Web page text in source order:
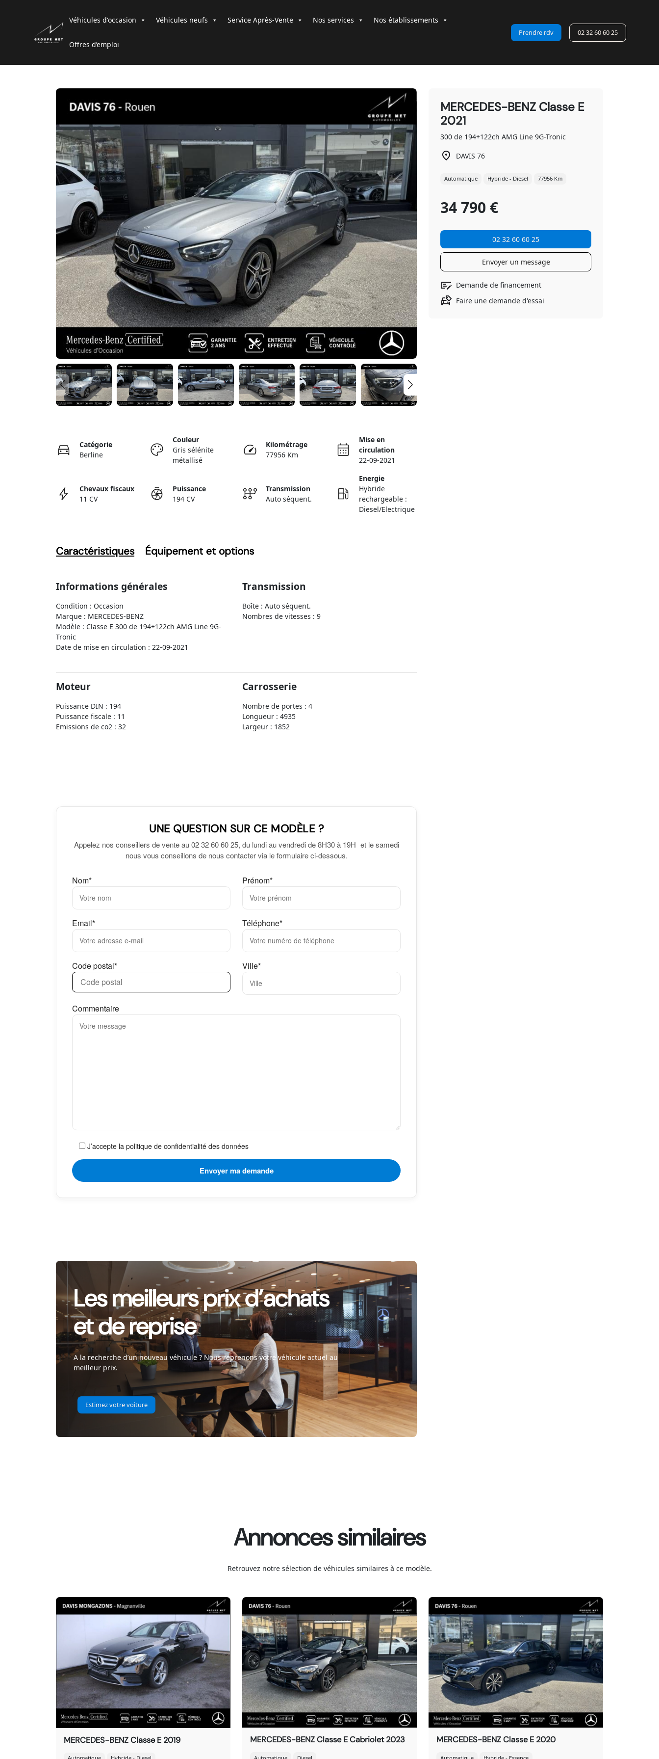
Véhicules d'occasion Véhicules neufs Service Après-Vente Nos services Nos établissements
Offres d’emploi
Prendre rdv 02 32 60 60 25
Catégorie
Berline
Couleur
Gris sélénite
métallisé
Kilométrage
77956 Km
Mise en
circulation
22-09-2021
Chevaux fiscaux
11 CV
Puissance
194 CV
Transmission
Auto séquent.
Energie
Hybride
rechargeable :
Diesel/Electrique
Caractéristiques Équipement et options
Informations générales
Condition : Occasion
Marque : MERCEDES-BENZ
Modèle : Classe E 300 de 194+122ch AMG Line 9G-
Tronic
Date de mise en circulation : 22-09-2021
Transmission
Boîte : Auto séquent.
Nombres de vitesses : 9
Moteur
Puissance DIN : 194
Puissance fiscale : 11
Emissions de co2 : 32
Carrosserie
Nombre de portes : 4
Longueur : 4935
Largeur : 1852
UNE QUESTION SUR CE MODÈLE ?
Appelez nos conseillers de vente au 02 32 60 60 25, du lundi au vendredi de 8H30 à 19H et le samedi
nous vous conseillons de nous contacter via le formulaire ci-dessous.
Nom* Prénom*
Email* Téléphone*
Code postal* Ville*
Commentaire
J’accepte la politique de confidentialité des données
Les meilleurs prix d’achats
et de reprise
A la recherche d’un nouveau véhicule ? Nous reprenons votre véhicule actuel au
meilleur prix.
Estimez votre voiture
MERCEDES-BENZ Classe E
2021
300 de 194+122ch AMG Line 9G-Tronic
DAVIS 76
Automatique Hybride - Diesel 77956 Km
34 790 €
02 32 60 60 25
Envoyer un message
Demande de financement
Faire une demande d'essai
Annonces similaires
Retrouvez notre sélection de véhicules similaires à ce modèle.
MERCEDES-BENZ Classe E 2019 MERCEDES-BENZ Classe E Cabriolet 2023 MERCEDES-BENZ Classe E 2020